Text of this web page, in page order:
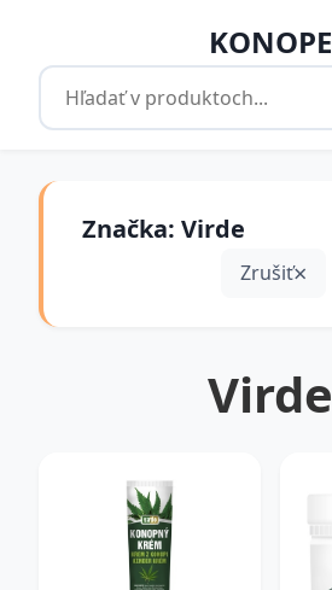
KONOPE
Značka: Virde
Zrušiť
Virde